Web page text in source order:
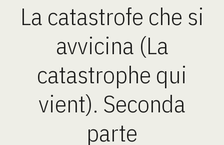
La catastrofe che si
avvicina (La
catastrophe qui
vient). Seconda
parte